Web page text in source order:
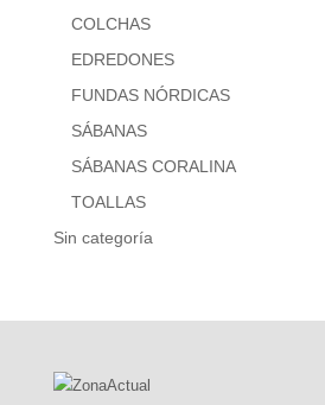
COLCHAS
EDREDONES
FUNDAS NÓRDICAS
SÁBANAS
SÁBANAS CORALINA
TOALLAS
Sin categoría